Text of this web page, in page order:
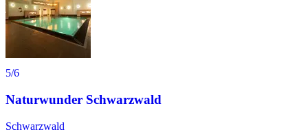
5/6
Naturwunder Schwarzwald
Schwarzwald